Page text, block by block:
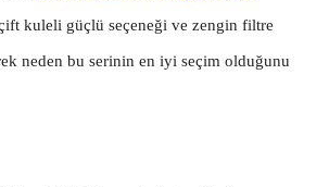
kuleli güçlü seçeneği ve zengin filtre
neden bu serinin en iyi seçim olduğunu